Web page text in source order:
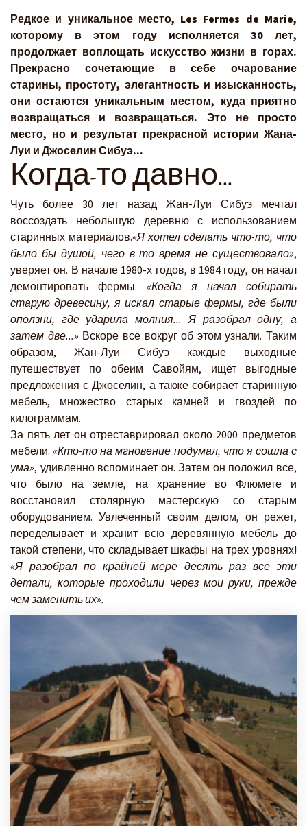
Редкое и уникальное место, Les Fermes de Marie,
которому в этом году исполняется 30 лет,
продолжает воплощать искусство жизни в горах.
Прекрасно сочетающие в себе очарование
старины, простоту, элегантность и изысканность,
они остаются уникальным местом, куда приятно
возвращаться и возвращаться. Это не просто
место, но и результат прекрасной истории Жана-
Луи и Джоселин Сибуэ...
Когда-то давно...
Чуть более 30 лет назад Жан-Луи Сибуэ мечтал
воссоздать небольшую деревню с использованием
старинных материалов.«Я хотел сделать что-то, что
было бы душой, чего в то время не существовало»,
уверяет он. В начале 1980-х годов, в 1984 году, он начал
демонтировать фермы. «Когда я начал собирать
старую древесину, я искал старые фермы, где были
оползни, где ударила молния... Я разобрал одну, а
затем две...» Вскоре все вокруг об этом узнали. Таким
образом, Жан-Луи Сибуэ каждые выходные
путешествует по обеим Савойям, ищет выгодные
предложения с Джоселин, а также собирает старинную
мебель, множество старых камней и гвоздей по
килограммам.
За пять лет он отреставрировал около 2000 предметов
мебели.«Кто-то на мгновение подумал, что я сошла с
ума», удивленно вспоминает он. Затем он положил все,
что было на земле, на хранение во Флюмете и
восстановил столярную мастерскую со старым
оборудованием. Увлеченный своим делом, он режет,
переделывает и хранит всю деревянную мебель до
такой степени, что складывает шкафы на трех уровнях!
«Я разобрал по крайней мере десять раз все эти
детали, которые проходили через мои руки, прежде
чем заменить их».